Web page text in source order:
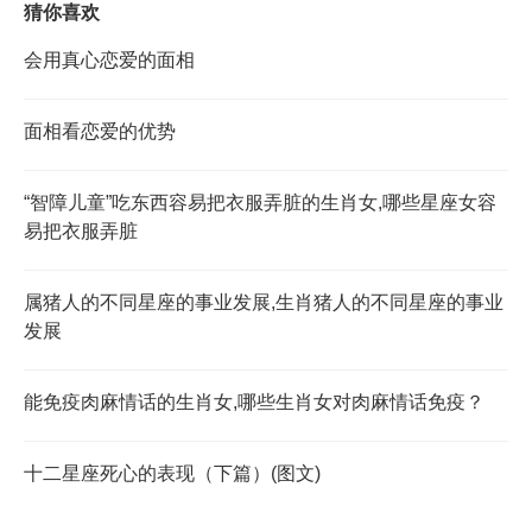
猜你喜欢
会用真心恋爱的面相
面相看恋爱的优势
“智障儿童”吃东西容易把衣服弄脏的生肖女,哪些星座女容
易把衣服弄脏
属猪人的不同星座的事业发展,生肖猪人的不同星座的事业
发展
能免疫肉麻情话的生肖女,哪些生肖女对肉麻情话免疫？
十二星座死心的表现（下篇）(图文)